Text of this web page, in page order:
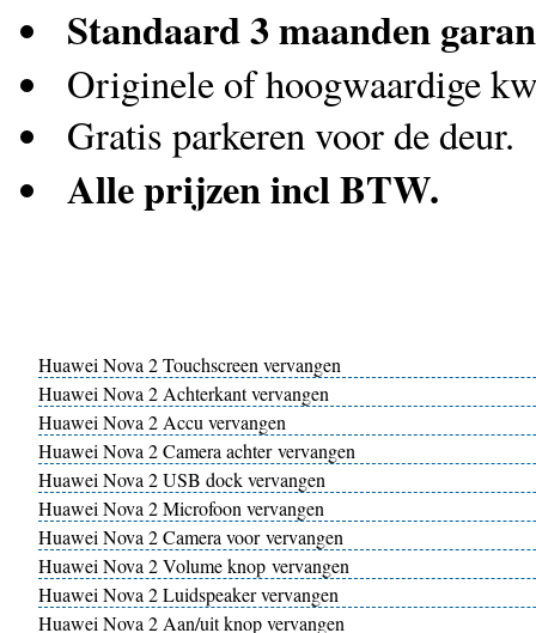
Standaard 3 maanden
Originele of hoogwaardige
Gratis parkeren voor de deur.
Alle prijzen incl BTW.
Huawei Nova 2 Touchscreen vervangen
Huawei Nova 2 Achterkant vervangen
Huawei Nova 2 Accu vervangen
Huawei Nova 2 Camera achter vervangen
Huawei Nova 2 USB dock vervangen
Huawei Nova 2 Microfoon vervangen
Huawei Nova 2 Camera voor vervangen
Huawei Nova 2 Volume knop vervangen
Huawei Nova 2 Luidspeaker vervangen
Huawei Nova 2 Aan/uit knop vervangen